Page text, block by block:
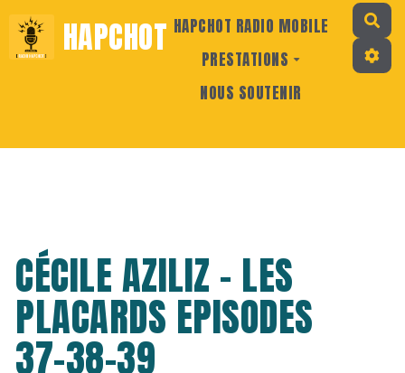
HAPCHOT HAPCHOT RADIO MOBILE
PRESTATIONS
NOUS SOUTENIR
CÉCILE AZILIZ - LES
PLACARDS EPISODES
37-38-39